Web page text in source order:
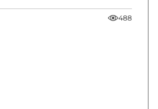
488